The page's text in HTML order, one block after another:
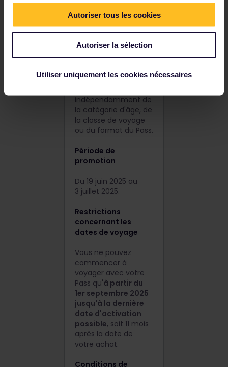
Autoriser tous les cookies
Autoriser la sélection
Utiliser uniquement les cookies nécessaires
réduction sur le tarif
normal de tous les
Pass Un Pays (à
l'exception du Pass
Plus et du Pass
Interrail Un Pays
indépendamment de
la catégorie d'âge, de
la classe de voyage
ou du format du Pass.
Période de
promotion
Du 19 juin 2025 au
3 juillet 2025.
Restrictions
concernant les
dates de voyage
Vous ne pouvez
commencer à
voyager avec votre
Pass qu'à partir du
1er septembre 2025
jusqu'à la dernière
date d'activation
possible, soit 11 mois
après la date de
votre achat.
Conditions de